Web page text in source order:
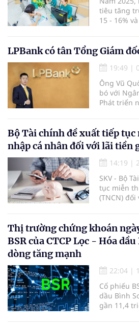
tiêu tăng
15 - 16%
cổ phiếu
2023.
LPBank có tân Tổng Giám
19:49 |
Ông Vũ
bó với
Phát triển
Bộ Tài chính đề xuất tiếp
nhập cá nhân đối với lãi tiền
14:19 |
SKV - Bộ
tục miễn
(TNCN)
trợ nguồn
Thị trường chứng khoán
BSR của CTCP Lọc - Hóa
dòng tăng mạnh
22:04 |
Cổ phiếu
dầu Bình
gần 11,4